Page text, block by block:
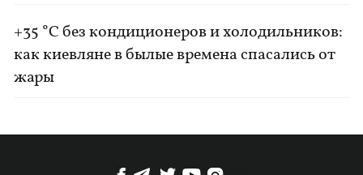
+35 °C без кондиционеров и холодильников:
как киевляне в былые времена спасались от
жары